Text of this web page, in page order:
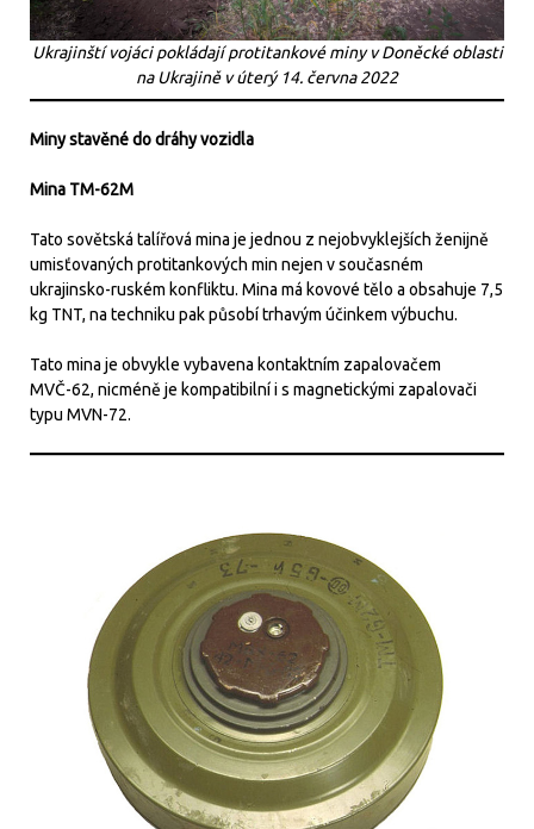
Ukrajinští vojáci pokládají protitankové miny v Doněcké oblasti
na Ukrajině v úterý 14. června 2022
Miny stavěné do dráhy vozidla
Mina TM-62M
Tato sovětská talířová mina je jednou z nejobvyklejších ženijně
umisťovaných protitankových min nejen v současném
ukrajinsko-ruském konfliktu. Mina má kovové tělo a obsahuje 7,5
kg TNT, na techniku pak působí trhavým účinkem výbuchu.
Tato mina je obvykle vybavena kontaktním zapalovačem
MVČ-62, nicméně je kompatibilní i s magnetickými zapalovači
typu MVN-72.